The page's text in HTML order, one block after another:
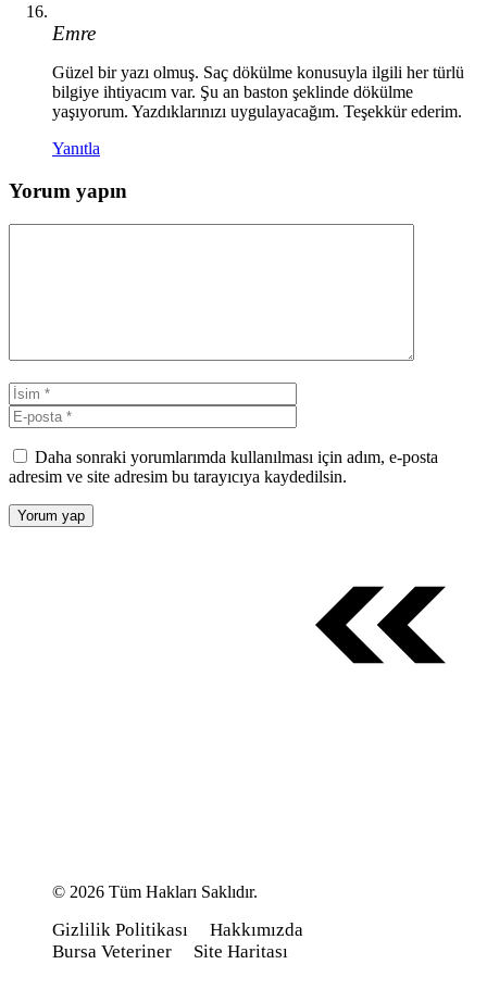
Emre
Güzel bir yazı olmuş. Saç dökülme konusuyla ilgili her türlü
bilgiye ihtiyacım var. Şu an baston şeklinde dökülme
yaşıyorum. Yazdıklarınızı uygulayacağım. Teşekkür ederim.
Yanıtla
Yorum yapın
İsim
posta
Daha sonraki yorumlarımda kullanılması için adım, e-posta
adresim ve site adresim bu tarayıcıya kaydedilsin.
© 2026 Tüm Hakları Saklıdır.
Gizlilik Politikası
Hakkımızda
Bursa Veteriner
Site Haritası